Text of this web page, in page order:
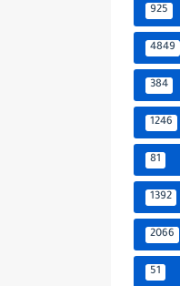
925
4849
384
1246
81
1392
2066
51